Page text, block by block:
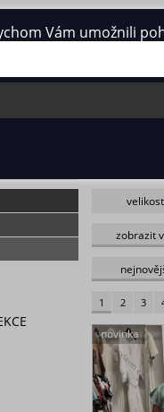
osobních údajů
velikost
XL
44
fialová
tmavě
zobrazit
1 2 3
novinka
Vám umožnili